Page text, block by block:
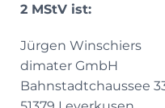
2 MStV ist:
Jürgen Winschiers
dimater GmbH
Bahnstadtchaussee